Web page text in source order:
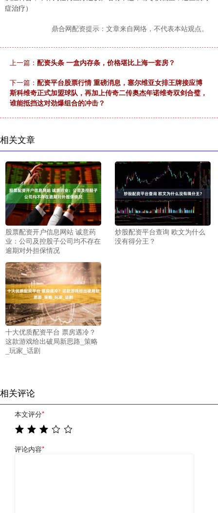
症治疗）
鼎合网配资提示：文章来自网络，不代表本站观点。
上一篇： 配资头条 一盒内存条，价格堪比上海一套房？
下一篇： 配资平台股票行情 重磅消息，塞尔维亚女排王牌接应博
斯科维奇正式加盟球队，再加上传奇二传奥杰年诺维奇双剑合璧，
谁能抵挡这对劲爆组合的冲击？
相关文章
股票配资开户信息网站 诚意药
业：公司及控股子公司均不存在
逾期对外担保情况
炒股配资平台查询 欧文为什么
没有得分王？
十大优质配资平台 票房遇冷？
这款游戏给出破局新思路_策略
_玩家_话剧
相关评论
本文评分*
评论内容*